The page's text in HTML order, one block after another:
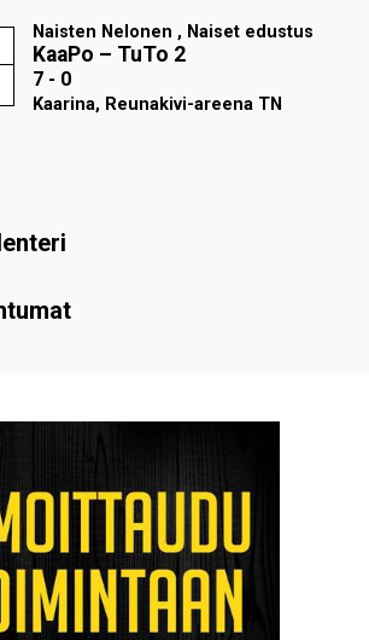
Naisten Nelonen , Naiset edustus
KaaPo – TuTo 2
7 - 0
Kaarina, Reunakivi-areena TN